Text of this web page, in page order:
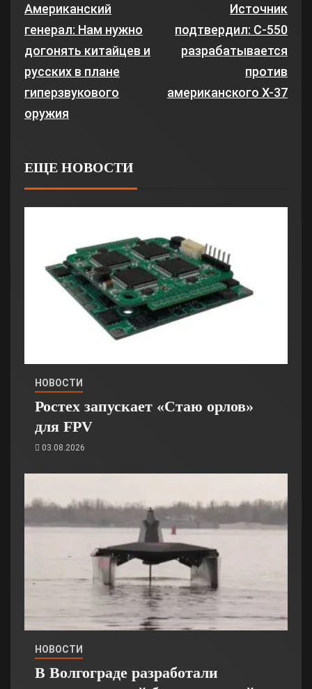
Американский
генерал: Нам нужно
догонять китайцев и
русских в плане
гиперзвукового
оружия
Источник
подтвердил: С-550
разрабатывается
против
американского X-37
ЕЩЕ НОВОСТИ
НОВОСТИ
Ростех запускает «Стаю орлов»
для FPV
03.08.2026
НОВОСТИ
В Волгограде разработали